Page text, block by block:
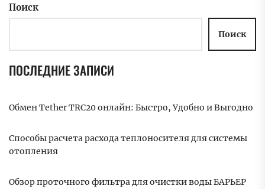
Поиск
Поиск
ПОСЛЕДНИЕ ЗАПИСИ
Обмен Tether TRC20 онлайн: Быстро, Удобно и Выгодно
Способы расчета расхода теплоносителя для системы
отопления
Обзор проточного фильтра для очистки воды БАРЬЕР